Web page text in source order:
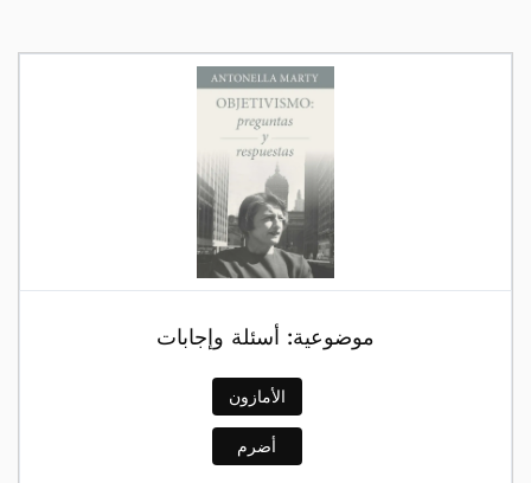
موضوعية: أسئلة وإجابات
الأمازون
أضرم